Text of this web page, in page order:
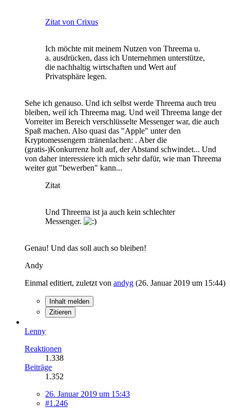
Zitat von Crixus
Ich möchte mit meinem Nutzen von Threema u.
a. ausdrücken, dass ich Unternehmen unterstütze,
die nachhaltig wirtschaften und Wert auf
Privatsphäre legen.
Sehe ich genauso. Und ich selbst werde Threema auch treu
bleiben, weil ich Threema mag. Und weil Threema lange der
Vorreiter im Bereich verschlüsselte Messenger war, die auch
Spaß machen. Also quasi das "Apple" unter den
Kryptomessengern :tränenlachen: . Aber die
(gratis-)Konkurrenz holt auf, der Abstand schwindet... Und
von daher interessiere ich mich sehr dafür, wie man Threema
weiter gut "bewerben" kann...
Zitat
Und Threema ist ja auch kein schlechter
Messenger.
Genau! Und das soll auch so bleiben!
Andy
Einmal editiert, zuletzt von andyg (26. Januar 2019 um 15:44)
Inhalt melden
Zitieren
Lenny
Reaktionen
1.338
Beiträge
1.352
26. Januar 2019 um 15:43
#1.246